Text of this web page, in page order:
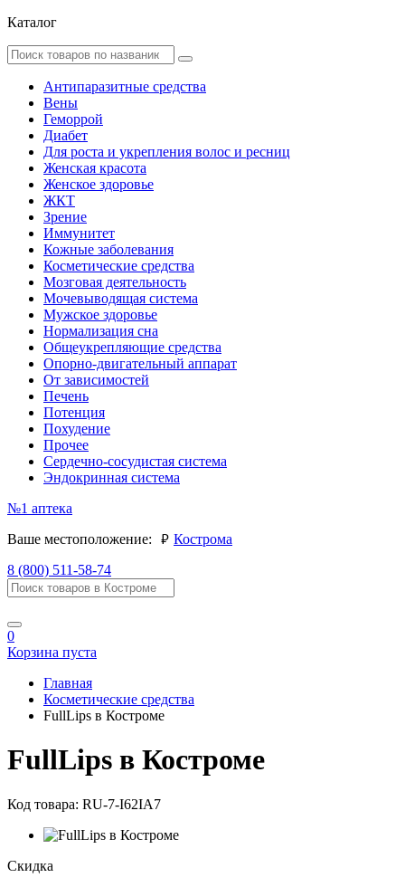
Каталог
Антипаразитные средства
Вены
Геморрой
Диабет
Для роста и укрепления волос и ресниц
Женская красота
Женское здоровье
ЖКТ
Зрение
Иммунитет
Кожные заболевания
Косметические средства
Мозговая деятельность
Мочевыводящая система
Мужское здоровье
Нормализация сна
Общеукрепляющие средства
Опорно-двигательный аппарат
От зависимостей
Печень
Потенция
Похудение
Прочее
Сердечно-сосудистая система
Эндокринная система
№1 аптека
Ваше местоположение:
руб. Кострома
8 (800) 511-58-74
0
Корзина пуста
Главная
Косметические средства
FullLips в Костроме
FullLips в Костроме
Код товара: RU-7-I62IA7
Скидка